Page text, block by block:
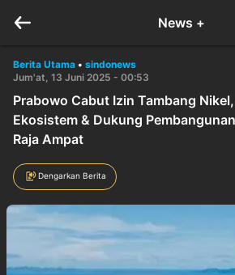
News +
Berita Utama • sindonews
Jum'at, 13 Juni 2025 - 00:53
Prabowo Cabut Izin Tambang
Ekosistem & Dukung
Raja Ampat
Dengarkan Berita